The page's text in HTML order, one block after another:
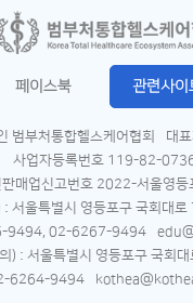
페이스북 관련사이
범부처통합헬스케어협회
대
사업자등록번호 119-82-
판매업신고번호 2022-서울영
: 서울특별시 영등포구 국회대
9494, 02-6267-9494
: 서울특별시 영등포구 국회대
6264-9494